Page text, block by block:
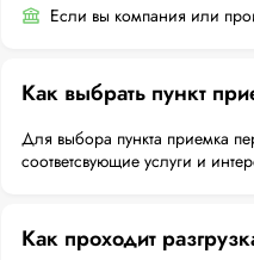
Если вы компания или
Как выбрать пункт
Для выбора пункта приемка
соответсвующие услуги и
Как проходит